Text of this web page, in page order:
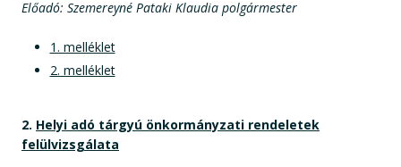
Előadó: Szemereyné Pataki Klaudia polgármester
1. melléklet
2. melléklet
2. Helyi adó tárgyú önkormányzati rendeletek
felülvizsgálata